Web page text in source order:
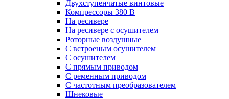
Двухступенчатые винтовые
Компрессоры 380 В
На ресивере
На ресивере с осушителем
Роторные воздушные
С встроеным осушителем
С осушителем
С прямым приводом
С ременным приводом
С частотным преобразователем
Шнековые